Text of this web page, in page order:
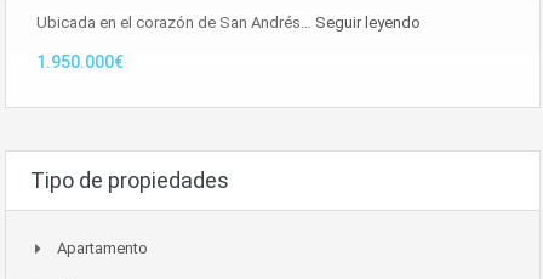
Ubicada en el corazón de San Andrés… Seguir leyendo
1.950.000€
Tipo de propiedades
Apartamento